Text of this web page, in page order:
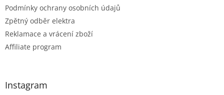
Podmínky ochrany osobních údajů
Zpětný odběr elektra
Reklamace a vrácení zboží
Affiliate program
Instagram